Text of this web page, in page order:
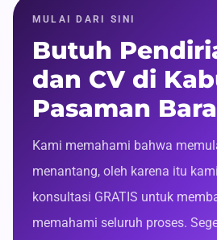
MULAI DARI SINI
Butuh
dan CV di
Pasaman
Kami memahami bahwa
menantang, oleh karena itu
konsultasi GRATIS untuk
memahami seluruh proses.